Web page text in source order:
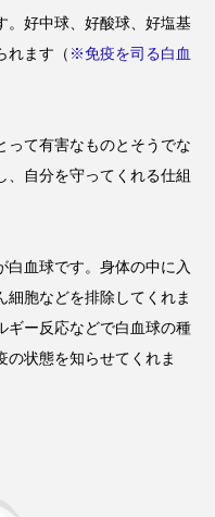
。好中球、好酸球、好塩基
れます（ ※免疫を司る白血
って有害なものとそうでな
、自分を守ってくれる仕組
白血球です。身体の中に入
細胞などを排除してくれま
ギー反応などで白血球の種
の状態を知らせてくれま